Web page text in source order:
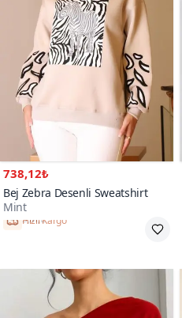
738,12₺
Bej Zebra Desenli Sweatshirt
Mint
Hızlı Kargo